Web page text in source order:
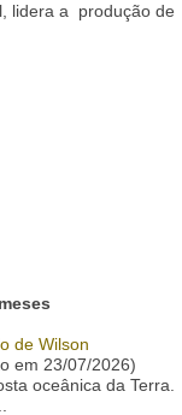
lidera a produção de
de Wilson
em 23/07/2026)
oceânica da Terra.